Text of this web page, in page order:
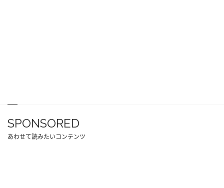
SPONSORED
あわせて読みたいコンテンツ